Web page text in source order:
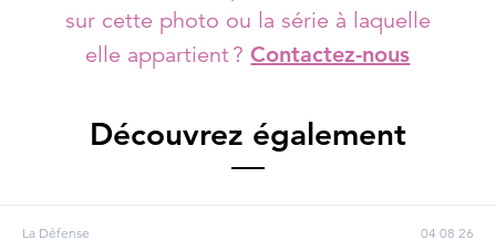
sur cette photo ou la série à laquelle
elle appartient ? Contactez-nous
Découvrez également
La Défense 04 08 26